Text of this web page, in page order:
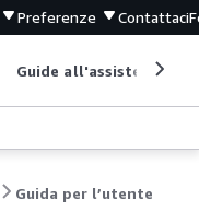
Preferenze Contattaci
Guide all'assistenza
Guida per l’utente